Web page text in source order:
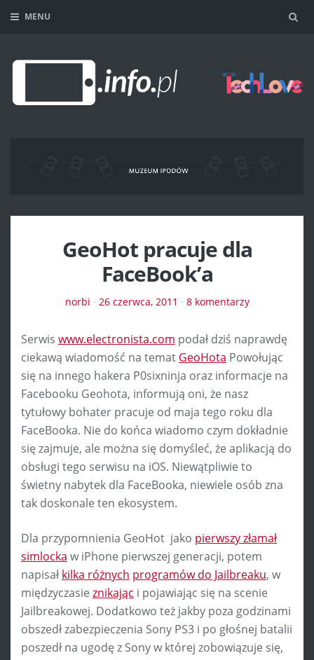
MENU
GeoHot pracuje dla
FaceBook’a
norbi · 26 czerwca, 2011 · 8 komentarzy
Serwis www.electronista.com podał dziś naprawdę
ciekawą wiadomość na temat GeoHota Powołując
się na innego hakera P0sixninja oraz informacje na
Facebooku Geohota, informują oni, że nasz
tytułowy bohater pracuje od maja tego roku dla
FaceBooka. Nie do końca wiadomo czym dokładnie
się zajmuje, ale można się domyśleć, że aplikacją do
obsługi tego serwisu na iOS. Niewątpliwie to
świetny nabytek dla FaceBooka, niewiele osób zna
tak doskonale ten ekosystem.
Dla przypomnienia GeoHot jako pierwszy złamał
simlocka w iPhone pierwszej generacji, potem
napisał kilka różnych programów do Jailbreaku, w
międzyczasie znikając i pojawiając się na scenie
Jailbreakowej. Dodatkowo też jakby poza godzinami
obszedł zabezpieczenia Sony PS3 i po głośnej batalii
poszedł na ugodę z Sony w której zobowiązuje się,